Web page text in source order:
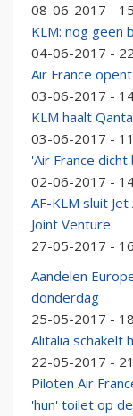
08-06-2017 -
KLM: nog geen
04-06-2017 -
Air France
03-06-2017 -
KLM haalt
03-06-2017 -
'Air France
02-06-2017 -
AF-KLM sluit
Joint Venture
27-05-2017 -
Aandelen
donderdag
25-05-2017 -
Alitalia schakelt
22-05-2017 -
Piloten Air
'hun' toilet op